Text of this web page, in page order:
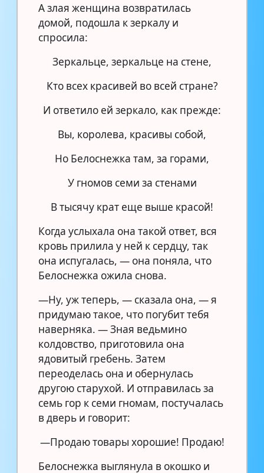
А злая женщина возвратилась
домой, подошла к зеркалу и
спросила:
Зеркальце, зеркальце на стене,
Кто всех красивей во всей стране?
И ответило ей зеркало, как прежде:
Вы, королева, красивы собой,
Но Белоснежка там, за горами,
У гномов семи за стенами
В тысячу крат еще выше красой!
Когда услыхала она такой ответ, вся
кровь прилила у ней к сердцу, так
она испугалась, — она поняла, что
Белоснежка ожила снова.
—Ну, уж теперь, — сказала она, — я
придумаю такое, что погубит тебя
наверняка. — Зная ведьмино
колдовство, приготовила она
ядовитый гребень. Затем
переоделась она и обернулась
другою старухой. И отправилась за
семь гор к семи гномам, постучалась
в дверь и говорит:
—Продаю товары хорошие! Продаю!
Белоснежка выглянула в окошко и